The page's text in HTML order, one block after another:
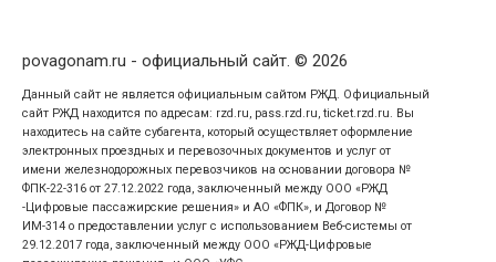
povagonam.ru - официальный сайт. © 2026
Данный сайт не является официальным сайтом РЖД. Официальный
сайт РЖД находится по адресам: rzd.ru, pass.rzd.ru, ticket.rzd.ru. Вы
находитесь на сайте субагента, который осуществляет оформление
электронных проездных и перевозочных документов и услуг от
имени железнодорожных перевозчиков на основании договора №
ФПК-22-316 от 27.12.2022 года, заключенный между ООО «РЖД
-Цифровые пассажирские решения» и АО «ФПК», и Договор №
ИМ-314 о предоставлении услуг с использованием Веб-системы от
29.12.2017 года, заключенный между ООО «РЖД-Цифровые